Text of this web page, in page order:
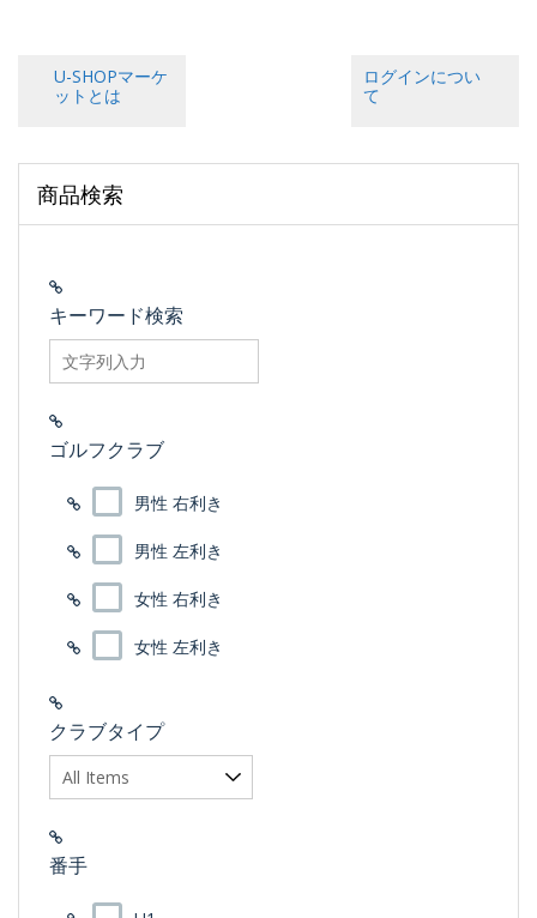
U-SHOPマーケ
ットとは
ログインについ
て
商品検索
キーワード検索
searchfilter_pro
ゴルフクラブ
男性 右利き
男性 左利き
女性 右利き
女性 左利き
クラブタイプ
番手